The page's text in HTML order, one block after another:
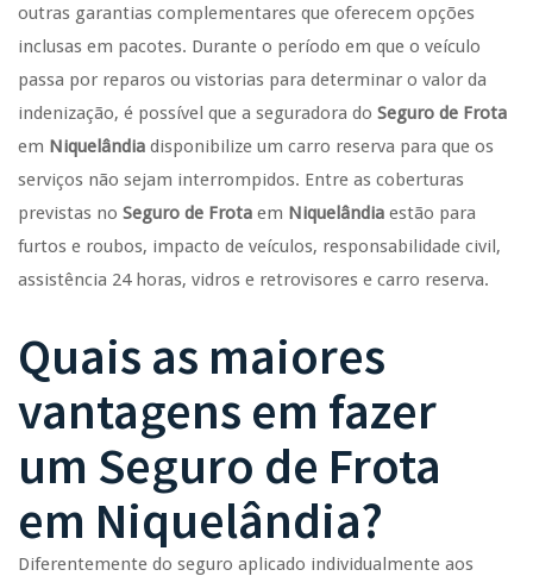
outras garantias complementares que oferecem opções
inclusas em pacotes. Durante o período em que o veículo
passa por reparos ou vistorias para determinar o valor da
indenização, é possível que a seguradora do Seguro de Frota
em Niquelândia disponibilize um carro reserva para que os
serviços não sejam interrompidos. Entre as coberturas
previstas no Seguro de Frota em Niquelândia estão para
furtos e roubos, impacto de veículos, responsabilidade civil,
assistência 24 horas, vidros e retrovisores e carro reserva.
Quais as maiores
vantagens em fazer
um Seguro de Frota
em Niquelândia?
Diferentemente do seguro aplicado individualmente aos